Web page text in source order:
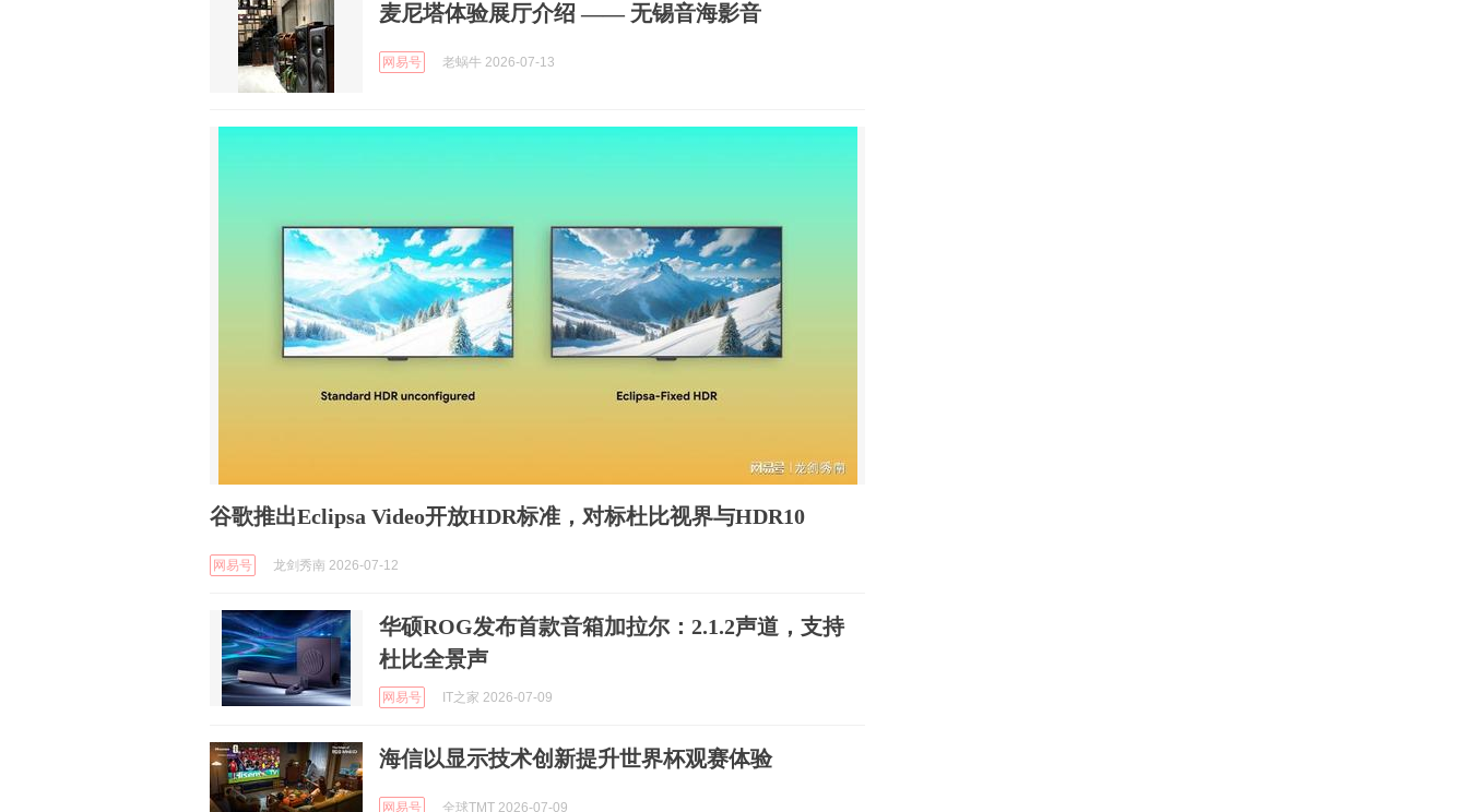
麦尼塔体验展厅介绍 —— 无锡音海影音
网易号 老蜗牛 2026-07-13
谷歌推出Eclipsa Video开放HDR标准，对标杜比视界与HDR10
网易号 龙剑秀南 2026-07-12
华硕ROG发布首款音箱加拉尔：2.1.2声道，支持
杜比全景声
网易号 IT之家 2026-07-09
海信以显示技术创新提升世界杯观赛体验
网易号 全球TMT 2026-07-09